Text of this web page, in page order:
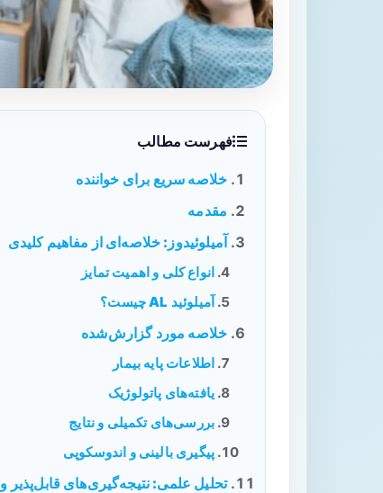
فهرست مطالب
خلاصه سریع برای خواننده
مقدمه
آمیلوئیدوز: خلاصه‌ای از مفاهیم کلیدی
انواع کلی و اهمیت تمایز
آمیلوئید AL چیست؟
خلاصه مورد گزارش‌شده
اطلاعات پایه بیمار
یافته‌های پاتولوژیک
بررسی‌های تکمیلی و نتایج
پیگیری بالینی و اندوسکوپی
تحلیل علمی: نتیجه‌گیری‌های قابل‌پذیر و